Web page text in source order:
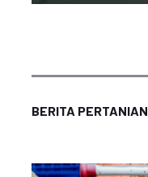
BERITA PERTANIAN